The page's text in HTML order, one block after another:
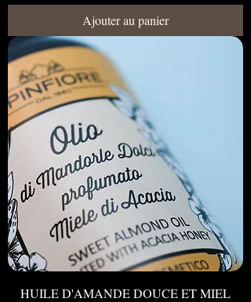
Ajouter au panier
HUILE D'AMANDE DOUCE ET MIEL